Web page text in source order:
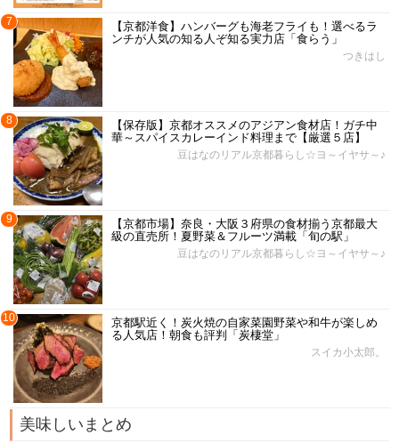
7
【京都洋食】ハンバーグも海老フライも！選べるラ
ンチが人気の知る人ぞ知る実力店「食らう」
つきはし
8
【保存版】京都オススメのアジアン食材店！ガチ中
華～スパイスカレーインド料理まで【厳選５店】
豆はなのリアル京都暮らし☆ヨ～イヤサ～♪
9
【京都市場】奈良・大阪３府県の食材揃う京都最大
級の直売所！夏野菜＆フルーツ満載「旬の駅」
豆はなのリアル京都暮らし☆ヨ～イヤサ～♪
10
京都駅近く！炭火焼の自家菜園野菜や和牛が楽しめ
る人気店！朝食も評判「炭棲堂」
スイカ小太郎。
美味しいまとめ